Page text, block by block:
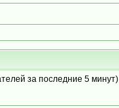
за последние 5 минут)